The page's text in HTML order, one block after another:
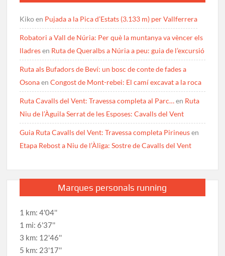
Kikoen Pujada a la Pica d’Estats (3.133 m) per Vallferrera
Robatori a Vall de Núria: Per què la muntanya va vèncer els
lladresen Ruta de Queralbs a Núria a peu: guia de l’excursió
Ruta als Bufadors de Beví: un bosc de conte de fades a
OsonaenCongost de Mont-rebei: El camí excavat a la roca
Ruta Cavalls del Vent: Travessa completa al Parc…en Ruta
Niu de l’Àguila Serrat de les Esposes: Cavalls del Vent
Guia Ruta Cavalls del Vent: Travessa completa Pirineusen
Etapa Rebost a Niu de l’Àliga: Sostre de Cavalls del Vent
Marques personals running
1 km: 4'04''
1 mi: 6'37''
3 km: 12'46''
5 km: 23'17''